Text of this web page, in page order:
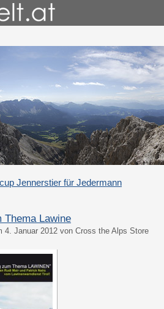
Jennerstier für Jedermann
Thema Lawine
4. Januar 2012 von Cross the Alps Store